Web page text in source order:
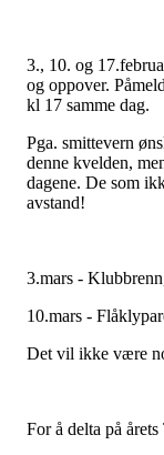
3., 10. og
og oppover.
kl 17 samme dag.
Pga. smittevern
denne kvelden,
dagene. De som
avstand!
3.mars -
10.mars -
Det vil ikke være
For å delta på